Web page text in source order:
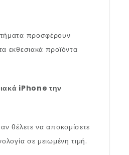
προσφέρουν
εκθεσιακά προϊόντα
iPhone την
θέλετε να αποκομίσετε
σε μειωμένη τιμή.